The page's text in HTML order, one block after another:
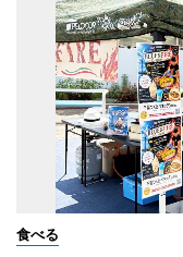
食べる